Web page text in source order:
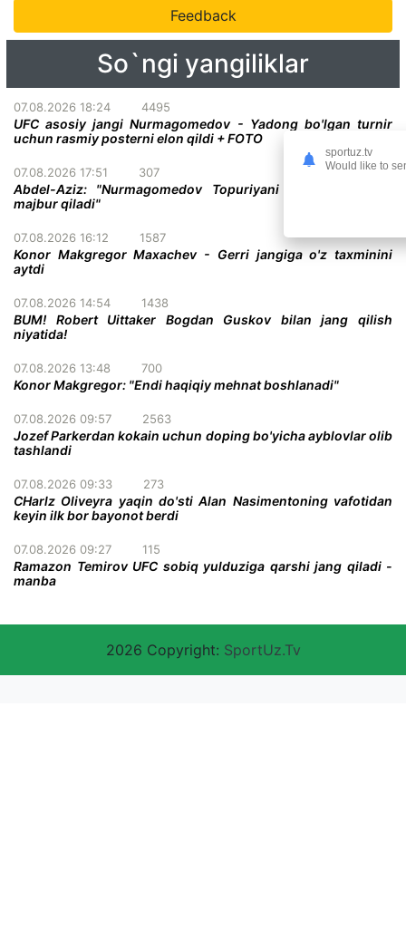
Feedback
So`ngi yangiliklar
07.08.2026 18:24 4495
UFC asosiy jangi Nurmagomedov - Yadong bo'lgan turnir
uchun rasmiy posterni elon qildi + FOTO
07.08.2026 17:51 307
Abdel-Aziz: "Nurmagomedov Topuriyani taslim bo'lishga
majbur qiladi"
07.08.2026 16:12 1587
Konor Makgregor Maxachev - Gerri jangiga o'z taxminini
aytdi
07.08.2026 14:54 1438
BUM! Robert Uittaker Bogdan Guskov bilan jang qilish
niyatida!
07.08.2026 13:48 700
Konor Makgregor: "Endi haqiqiy mehnat boshlanadi"
07.08.2026 09:57 2563
Jozef Parkerdan kokain uchun doping bo'yicha ayblovlar olib
tashlandi
07.08.2026 09:33 273
CHarlz Oliveyra yaqin do'sti Alan Nasimentoning vafotidan
keyin ilk bor bayonot berdi
07.08.2026 09:27 115
Ramazon Temirov UFC sobiq yulduziga qarshi jang qiladi -
manba
2026 Copyright: SportUz.Tv
sportuz.tv
Would like to